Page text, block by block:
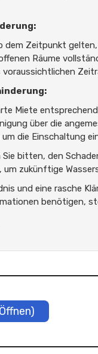
dem Zeitpunkt
Räume
voraussichtlichen
Miete
über die
die Einschaltung
bitten, den
um zukünftige
und eine rasche
benötigen,